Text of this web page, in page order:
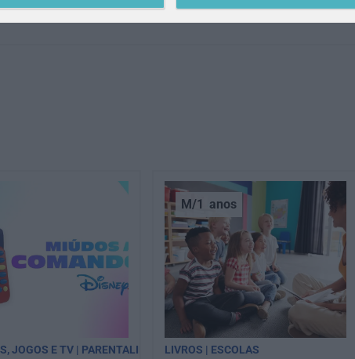
JOGOS E TV | PARENTALIDADE
M/1 anos
LIVROS | ESCOLAS